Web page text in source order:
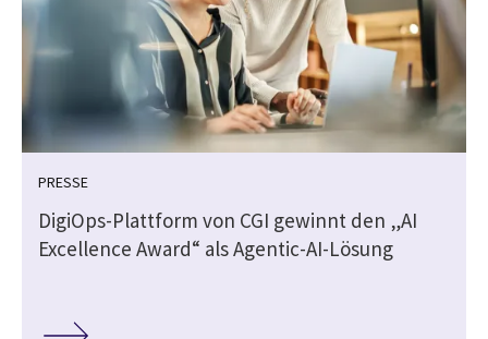
PRESSE
DigiOps-Plattform von CGI gewinnt den „AI
Excellence Award“ als Agentic-AI-Lösung